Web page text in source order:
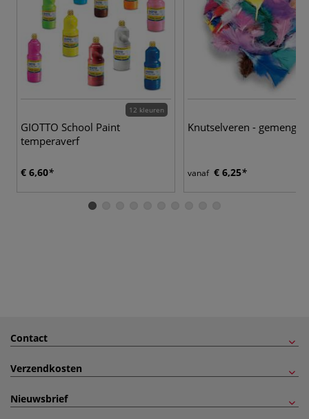
12 kleuren
GIOTTO School Paint
temperaverf
€ 6,60
Knutselveren - gemengd
vanaf € 6,25
Contact
Verzendkosten
Nieuwsbrief